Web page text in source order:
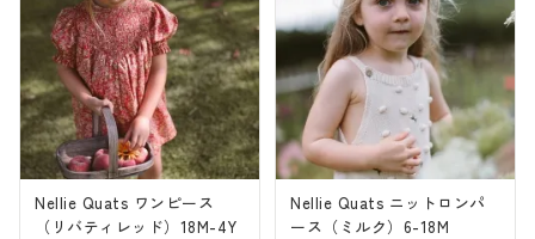
Nellie Quats ワンピース
（リバティレッド）18M-4Y
Nellie Quats ニットロンパ
ース（ミルク）6-18M